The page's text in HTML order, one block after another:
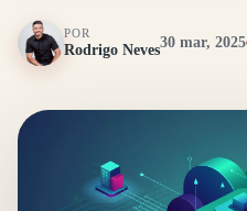
POR
Rodrigo Neves30 mar, 2025